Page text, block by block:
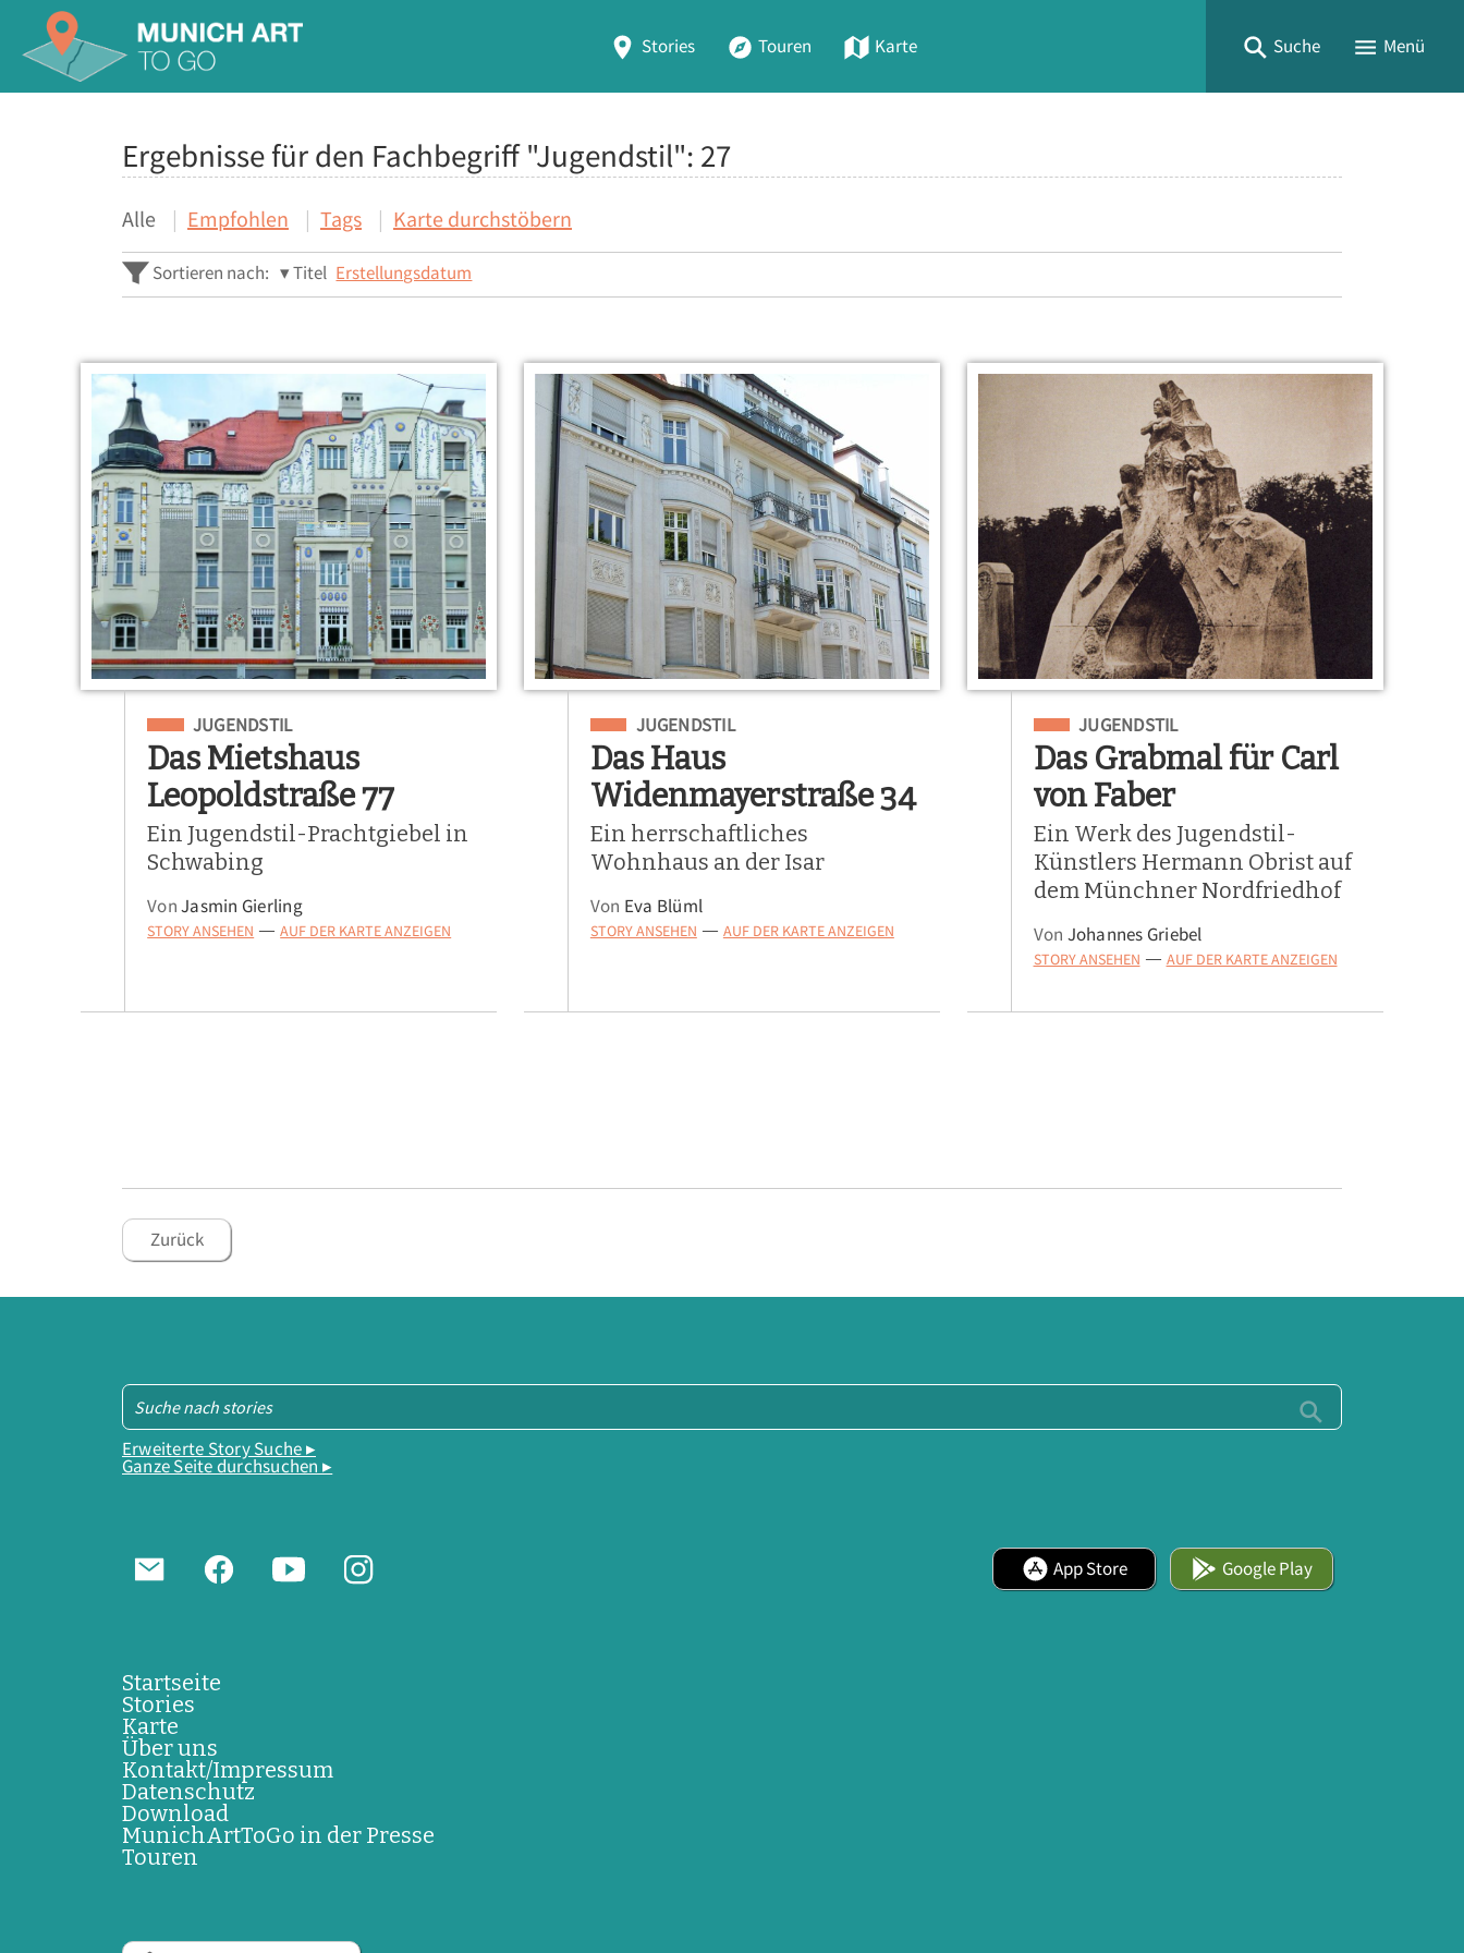
Stories Touren Karte Suche Menü
Ergebnisse für den Fachbegriff "Jugendstil": 27
Alle Empfohlen Tags Karte durchstöbern
Sortieren nach: Titel Erstellungsdatum
Eingeordnet unter
JUGENDSTIL
Das Mietshaus
Leopoldstraße 77
Ein Jugendstil-Prachtgiebel in
Schwabing
VonJasmin Gierling
STORY ANSEHEN — AUF DER KARTE ANZEIGEN
Eingeordnet unter
JUGENDSTIL
Das Haus
Widenmayerstraße 34
Ein herrschaftliches
Wohnhaus an der Isar
Von Eva Blüml
STORY ANSEHEN — AUF DER KARTE ANZEIGEN
Eingeordnet unter
JUGENDSTIL
Das Grabmal für Carl
von Faber
Ein Werk des Jugendstil-
Künstlers Hermann Obrist auf
dem Münchner Nordfriedhof
Von Johannes Griebel
STORY ANSEHEN — AUF DER KARTE ANZEIGEN
Zurück
Erweiterte Story Suche ▸
Ganze Seite durchsuchen ▸
App Store Google Play
Startseite
Stories
Karte
Über uns
Kontakt/Impressum
Datenschutz
Download
MunichArtToGo in der Presse
Touren